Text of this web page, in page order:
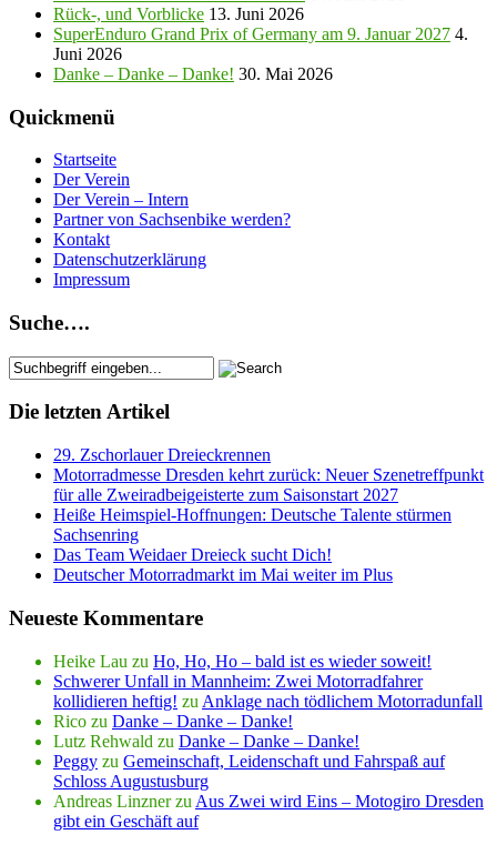
Rück-, und Vorblicke 13. Juni 2026
SuperEnduro Grand Prix of Germany am 9. Januar 2027 4.
Juni 2026
Danke – Danke – Danke! 30. Mai 2026
Quickmenü
Startseite
Der Verein
Der Verein – Intern
Partner von Sachsenbike werden?
Kontakt
Datenschutzerklärung
Impressum
Suche….
Die letzten Artikel
29. Zschorlauer Dreieckrennen
Motorradmesse Dresden kehrt zurück: Neuer Szenetreffpunkt
für alle Zweiradbeigeisterte zum Saisonstart 2027
Heiße Heimspiel-Hoffnungen: Deutsche Talente stürmen
Sachsenring
Das Team Weidaer Dreieck sucht Dich!
Deutscher Motorradmarkt im Mai weiter im Plus
Neueste Kommentare
Heike Lau zu Ho, Ho, Ho – bald ist es wieder soweit!
Schwerer Unfall in Mannheim: Zwei Motorradfahrer
kollidieren heftig! zu Anklage nach tödlichem Motorradunfall
Rico zu Danke – Danke – Danke!
Lutz Rehwald zu Danke – Danke – Danke!
Peggy zu Gemeinschaft, Leidenschaft und Fahrspaß auf
Schloss Augustusburg
Andreas Linznerzu Aus Zwei wird Eins – Motogiro Dresden
gibt ein Geschäft auf